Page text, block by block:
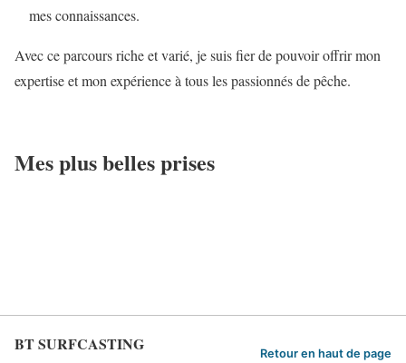
mes connaissances.
Avec ce parcours riche et varié, je suis fier de pouvoir offrir mon
expertise et mon expérience à tous les passionnés de pêche.
Mes plus belles prises
BT SURFCASTING Retour en haut de page